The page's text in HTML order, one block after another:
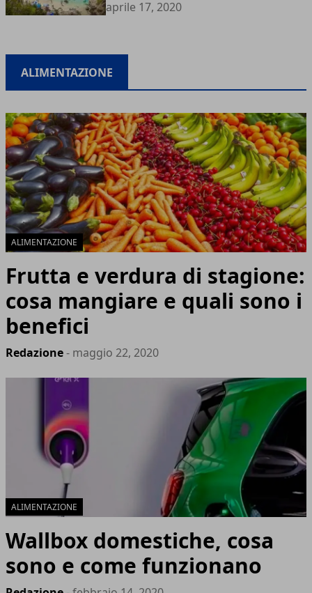
aprile 17, 2020
ALIMENTAZIONE
ALIMENTAZIONE
Frutta e verdura di stagione:
cosa mangiare e quali sono i
benefici
Redazione- maggio 22, 2020
ALIMENTAZIONE
Wallbox domestiche, cosa
sono e come funzionano